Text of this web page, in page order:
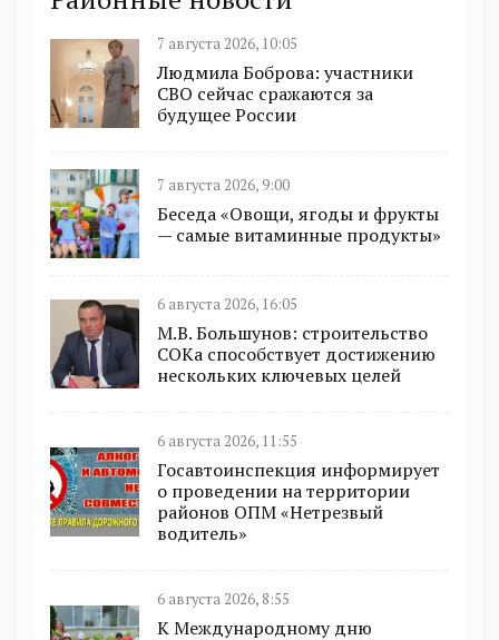
7 августа 2026, 10:05
Людмила Боброва: участники
СВО сейчас сражаются за
будущее России
7 августа 2026, 9:00
Беседа «Овощи, ягоды и фрукты
— самые витаминные продукты»
6 августа 2026, 16:05
М.В. Большунов: строительство
СОКа способствует достижению
нескольких ключевых целей
6 августа 2026, 11:55
Госавтоинспекция информирует
о проведении на территории
районов ОПМ «Нетрезвый
водитель»
6 августа 2026, 8:55
К Международному дню